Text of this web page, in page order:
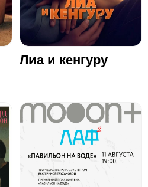
Лиа и кенгуру